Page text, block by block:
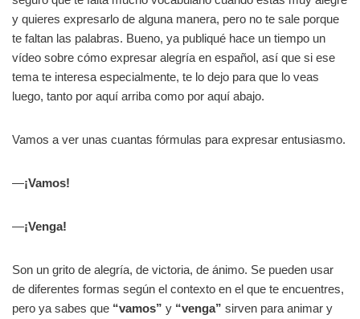
y quieres expresarlo de alguna manera, pero no te sale porque
te faltan las palabras. Bueno, ya publiqué hace un tiempo un
vídeo sobre cómo expresar alegría en español, así que si ese
tema te interesa especialmente, te lo dejo para que lo veas
luego, tanto por aquí arriba como por aquí abajo.
Vamos a ver unas cuantas fórmulas para expresar entusiasmo.
—¡Vamos!
—¡Venga!
Son un grito de alegría, de victoria, de ánimo. Se pueden usar
de diferentes formas según el contexto en el que te encuentres,
pero ya sabes que “vamos” y “venga” sirven para animar y